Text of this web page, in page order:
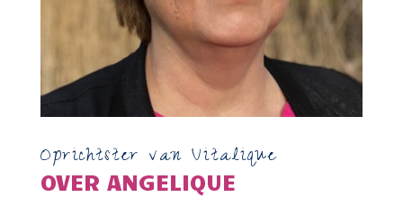
Oprichtster van Vitalique
OVER ANGELIQUE